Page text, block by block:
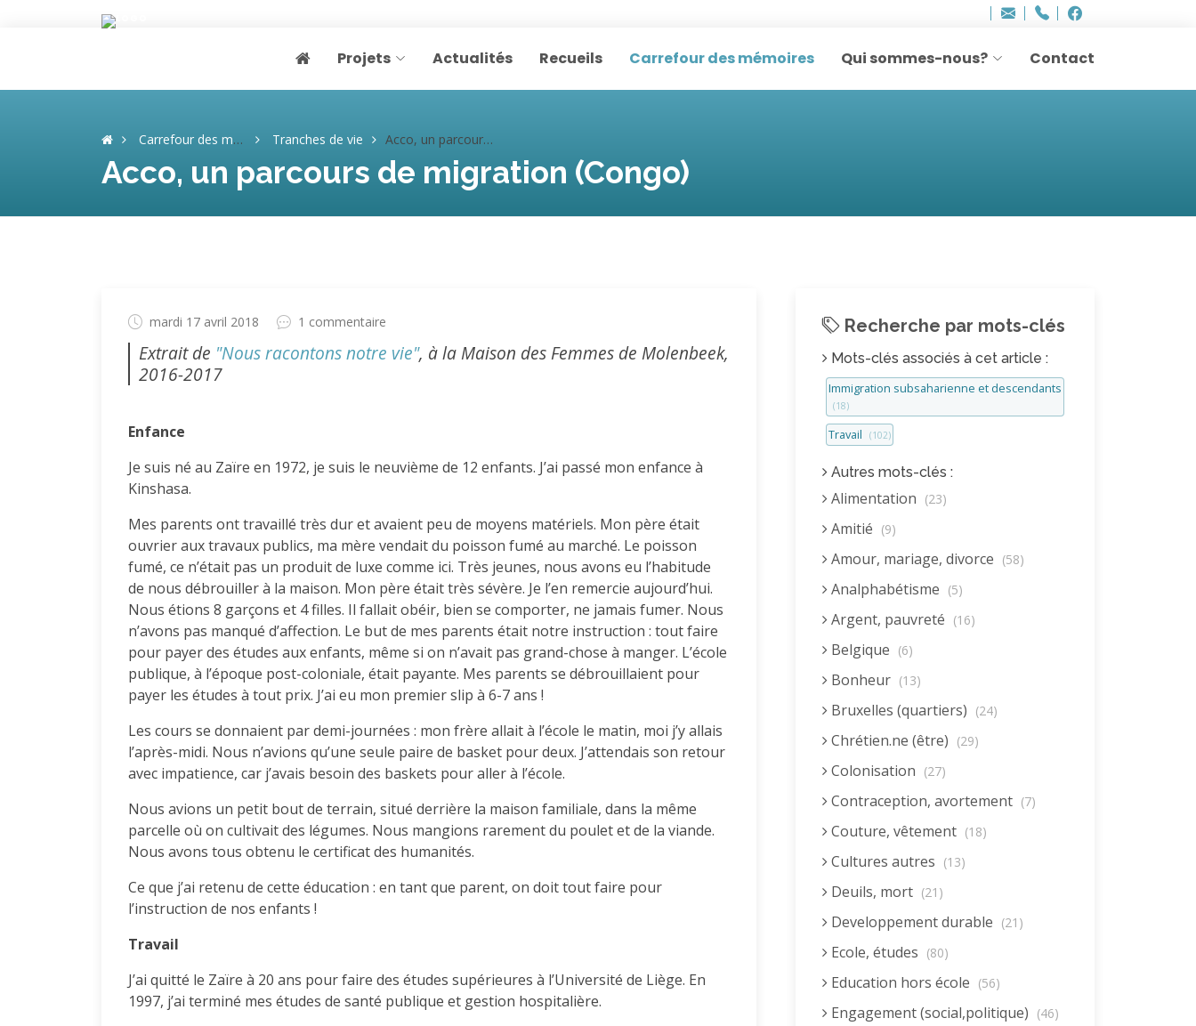
Adresse
mail
info..hâthe..
Tel.
Tel.
Page home
Projets Actualités Recueils Carrefour des mémoires Qui sommes-nous? Contact
Carrefour des mémoires Tranches de vie Acco, un parcours de migration (Congo)
Acco, un parcours de migration (Congo)
mardi 17 avril 2018 1 commentaire
Extrait de "Nous racontons notre vie", à la Maison des Femmes de Molenbeek,
2016-2017
Enfance
Je suis né au Zaïre en 1972, je suis le neuvième de 12 enfants. J’ai passé mon enfance à
Kinshasa.
Mes parents ont travaillé très dur et avaient peu de moyens matériels. Mon père était
ouvrier aux travaux publics, ma mère vendait du poisson fumé au marché. Le poisson
fumé, ce n’était pas un produit de luxe comme ici. Très jeunes, nous avons eu l’habitude
de nous débrouiller à la maison. Mon père était très sévère. Je l’en remercie aujourd’hui.
Nous étions 8 garçons et 4 filles. Il fallait obéir, bien se comporter, ne jamais fumer. Nous
n’avons pas manqué d’affection. Le but de mes parents était notre instruction : tout faire
pour payer des études aux enfants, même si on n’avait pas grand-chose à manger. L’école
publique, à l’époque post-coloniale, était payante. Mes parents se débrouillaient pour
payer les études à tout prix. J’ai eu mon premier slip à 6-7 ans !
Les cours se donnaient par demi-journées : mon frère allait à l’école le matin, moi j’y allais
l’après-midi. Nous n’avions qu’une seule paire de basket pour deux. J’attendais son retour
avec impatience, car j’avais besoin des baskets pour aller à l’école.
Nous avions un petit bout de terrain, situé derrière la maison familiale, dans la même
parcelle où on cultivait des légumes. Nous mangions rarement du poulet et de la viande.
Nous avons tous obtenu le certificat des humanités.
Ce que j’ai retenu de cette éducation : en tant que parent, on doit tout faire pour
l’instruction de nos enfants !
Travail
J’ai quitté le Zaïre à 20 ans pour faire des études supérieures à l’Université de Liège. En
1997, j’ai terminé mes études de santé publique et gestion hospitalière.
Recherche par mots-clés
Mots-clés associés à cet article :
Immigration subsaharienne et descendants
(18)
Travail (102)
Autres mots-clés :
Alimentation (23)
Amitié (9)
Amour, mariage, divorce (58)
Analphabétisme (5)
Argent, pauvreté (16)
Belgique (6)
Bonheur (13)
Bruxelles (quartiers) (24)
Chrétien.ne (être) (29)
Colonisation (27)
Contraception, avortement (7)
Couture, vêtement (18)
Cultures autres (13)
Deuils, mort (21)
Developpement durable (21)
Ecole, études (80)
Education hors école (56)
Engagement (social,politique) (46)